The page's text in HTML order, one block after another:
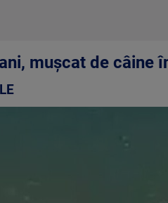
mușcat de câine